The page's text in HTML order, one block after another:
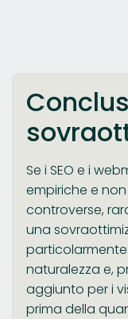
Se i SEO e i
empiriche e non
controverse,
una
naturalezza e,
aggiunto per i
prima della